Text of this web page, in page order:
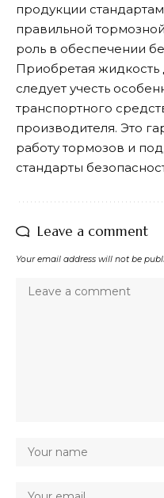
продукции
правильной
роль в обеспечении
Приобретая жидкость
следует учесть
транспортного
производителя. Это
работу тормозов и
стандарты
Leave a comment
Your email address will not be